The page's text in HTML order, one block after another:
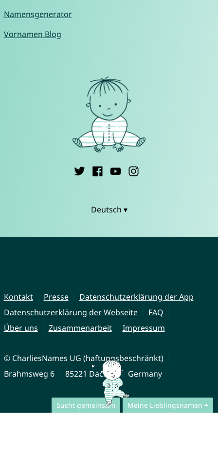
Sucht gemeinsam Meine Lieblingsnamen
Namensgenerator
Vornamen Blog
Deutsch ▾
Kontakt Presse
Datenschutzerklärung der App
Datenschutzerklärung der Webseite
FAQ
Über uns
Zusammenarbeit Impressum
© CharliesNames UG (haftungsbeschränkt)
Brahmsweg 6
85221 Dachau Germany